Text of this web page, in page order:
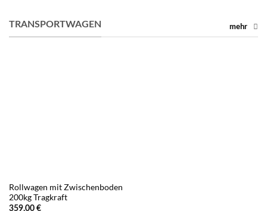
TRANSPORTWAGEN mehr
Rollwagen mit Zwischenboden
200kg Tragkraft
359,00 €